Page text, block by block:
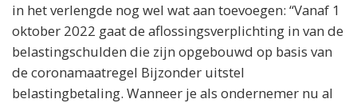
in het verlengde nog wel wat aan toevoegen: “Vanaf 1
oktober 2022 gaat de aflossingsverplichting in van de
belastingschulden die zijn opgebouwd op basis van
de coronamaatregel Bijzonder uitstel
belastingbetaling. Wanneer je als ondernemer nu al